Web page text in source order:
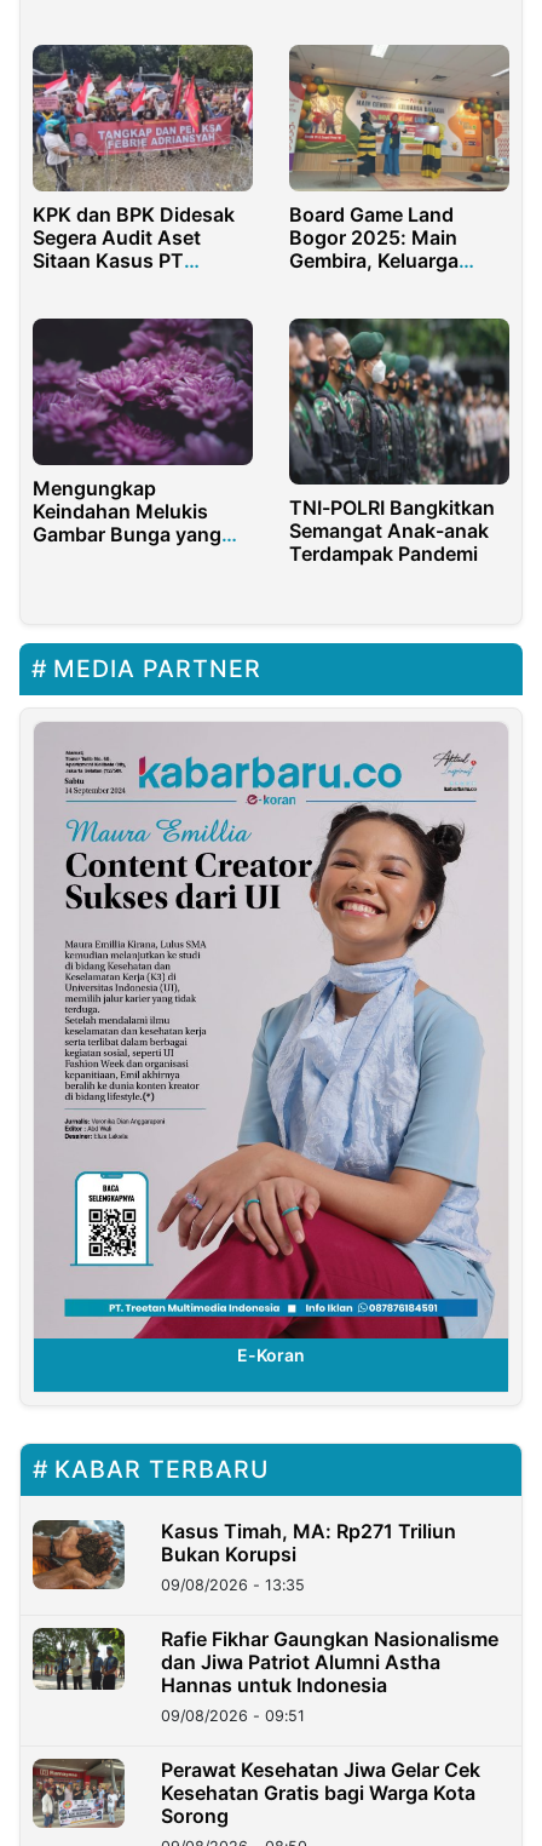
KPK dan BPK Didesak
Segera Audit Aset
Sitaan Kasus PT
Board Game Land
Bogor 2025: Main
Gembira, Keluarga
Mengungkap
Keindahan Melukis
Gambar Bunga yang
TNI-POLRI Bangkitkan
Semangat Anak-anak
Terdampak Pandemi
MEDIA PARTNER
E-Koran
KABAR TERBARU
Kasus Timah, MA: Rp271 Triliun
Bukan Korupsi
09/08/2026 - 13:35
Rafie Fikhar Gaungkan Nasionalisme
dan Jiwa Patriot Alumni Astha
Hannas untuk Indonesia
09/08/2026 - 09:51
Perawat Kesehatan Jiwa Gelar Cek
Kesehatan Gratis bagi Warga Kota
Sorong